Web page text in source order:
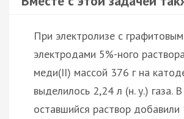
При электролизе с
электродами 5%-ного
меди(II) массой 376 г на
выделилось 2,24 л (н. у.) газа. В
оставшийся раствор добавили